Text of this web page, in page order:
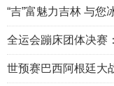
“吉”富魅力吉林 与您
全运会蹦床团体决赛
世预赛巴西阿根廷大